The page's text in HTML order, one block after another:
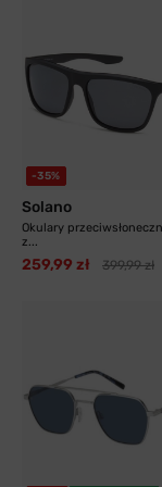
-35%
Solano
Okulary
z...
259,99 zł 399,99 zł